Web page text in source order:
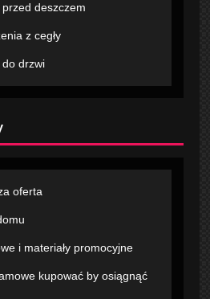
deszczem
z cegły
drzwi
oferta
i materiały promocyjne
kupować by osiągnąć